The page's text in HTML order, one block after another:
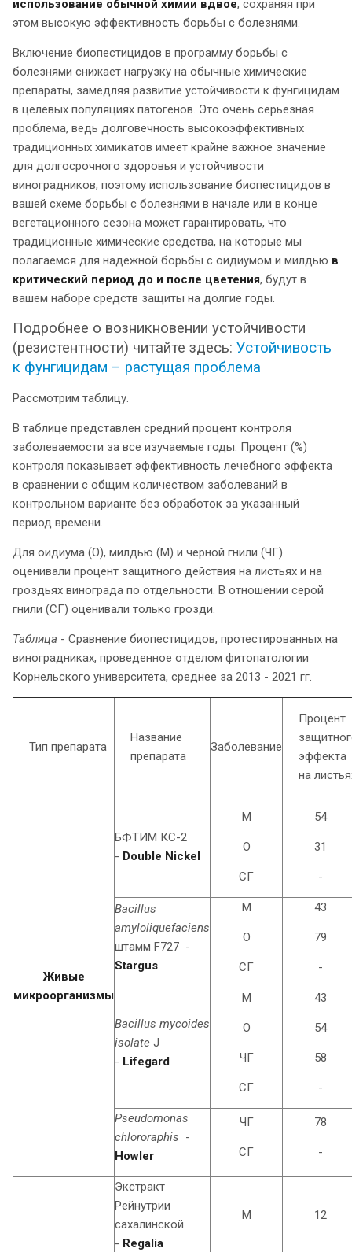
использование обычной химии вдвое, сохраняя при
этом высокую эффективность борьбы с болезнями.
Включение биопестицидов в программу борьбы с
болезнями снижает нагрузку на обычные химические
препараты, замедляя развитие устойчивости к фунгицидам
в целевых популяциях патогенов. Это очень серьезная
проблема, ведь долговечность высокоэффективных
традиционных химикатов имеет крайне важное значение
для долгосрочного здоровья и устойчивости
виноградников, поэтому использование биопестицидов в
вашей схеме борьбы с болезнями в начале или в конце
вегетационного сезона может гарантировать, что
традиционные химические средства, на которые мы
полагаемся для надежной борьбы с оидиумом и милдью в
критический период до и после цветения, будут в
вашем наборе средств защиты на долгие годы.
Подробнее о возникновении устойчивости
(резистентности) читайте здесь: Устойчивость
к фунгицидам – растущая проблема
Рассмотрим таблицу.
В таблице представлен средний процент контроля
заболеваемости за все изучаемые годы. Процент (%)
контроля показывает эффективность лечебного эффекта
в сравнении с общим количеством заболеваний в
контрольном варианте без обработок за указанный
период времени.
Для оидиума (О), милдью (M) и черной гнили (ЧГ)
оценивали процент защитного действия на листьях и на
гроздьях винограда по отдельности. В отношении серой
гнили (СГ) оценивали только грозди.
Таблица - Сравнение биопестицидов, протестированных на
виноградниках, проведенное отделом фитопатологии
Корнельского университета, среднее за 2013 - 2021 гг.
Тип препарата
Название
препарата
Заболевание
Процент
эффекта
на
Живые
микроорганизмы
БФТИМ КС-2
- Double Nickel
М
О
СГ
54
31
-
Bacillus
amyloliquefaciens
штамм F727 -
Stargus
М
O
СГ
43
79
-
Bacillus mycoides
isolate J
- Lifegard
М
O
ЧГ
СГ
43
54
58
-
Pseudomonas
chlororaphis -
Howler
ЧГ
СГ
78
-
Экстракт
Рейнутрии
сахалинской
- Regalia
М 12